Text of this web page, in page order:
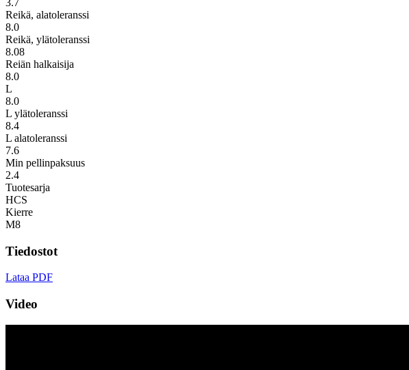
Reikä, alatoleranssi
8.0
Reikä, ylätoleranssi
8.08
Reiän halkaisija
8.0
L
8.0
L ylätoleranssi
8.4
L alatoleranssi
7.6
Min pellinpaksuus
2.4
Tuotesarja
HCS
Kierre
M8
Tiedostot
Lataa PDF
Video